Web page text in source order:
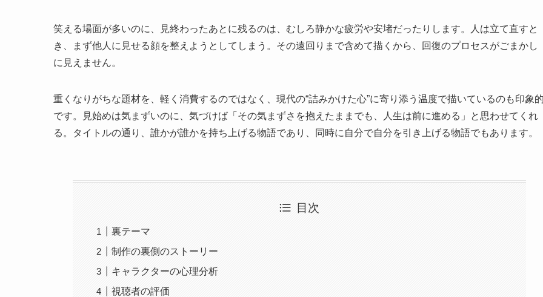
笑える場面が多いのに、見終わったあとに残るのは、むしろ静かな疲労や安堵だったりします。人は立て直すと
き、まず他人に見せる顔を整えようとしてしまう。その遠回りまで含めて描くから、回復のプロセスがごまかし
に見えません。
重くなりがちな題材を、軽く消費するのではなく、現代の“詰みかけた心”に寄り添う温度で描いているのも印象
です。見始めは気まずいのに、気づけば「その気まずさを抱えたままでも、人生は前に進める」と思わせてくれ
る。タイトルの通り、誰かが誰かを持ち上げる物語であり、同時に自分で自分を引き上げる物語でもあります。
目次
裏テーマ
制作の裏側のストーリー
キャラクターの心理分析
視聴者の評価